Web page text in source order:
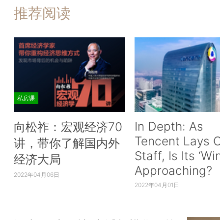
推荐阅读
私房课
向松祚：宏观经济70
讲，带你了解国内外
经济大局
2022年04月06日
In Depth: As
Tencent Lays
Staff, Is Its
Approaching?
2022年04月01日